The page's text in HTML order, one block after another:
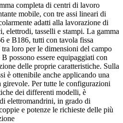
completa di centri di lavoro
mobile, con tre assi lineari di
adatti alla lavorazione di
elettrodi, tasselli e stampi. La gamma
e B186, tutti con tavola fissa
loro per le dimensioni del campo
possono essere equipaggiati con
delle proprie caratteristiche. Sulla
è ottenibile anche applicando una
girevole. Per tutte le configurazioni
dei differenti modelli, è
elettromandrini, in grado di
e potenze le richieste delle più